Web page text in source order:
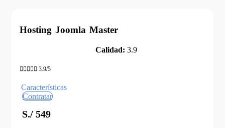
Hosting Joomla Master
Calidad: 3.9
 3.9/5
Características
Contratar
S./ 549